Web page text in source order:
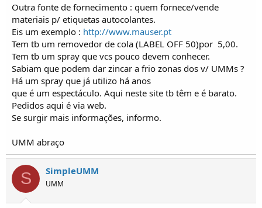
Outra fonte de fornecimento : quem fornece/vende
materiais p/ etiquetas autocolantes.
Eis um exemplo : http://www.mauser.pt
Tem tb um removedor de cola (LABEL OFF 50)por  5,00.
Tem tb um spray que vcs pouco devem conhecer.
Sabiam que podem dar zincar a frio zonas dos v/ UMMs ?
Há um spray que já utilizo há anos
que é um espectáculo. Aqui neste site tb têm e é barato.
Pedidos aqui é via web.
Se surgir mais informações, informo.
UMM abraço
S SimpleUMM
UMM